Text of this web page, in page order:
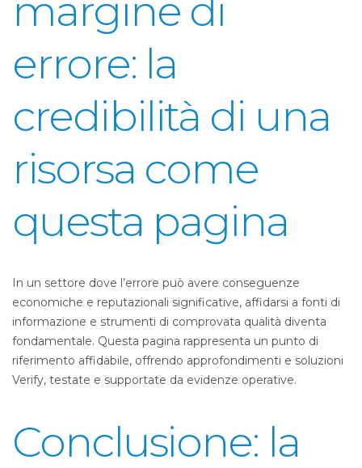
margine di
errore: la
credibilità di una
risorsa come
questa pagina
In un settore dove l’errore può avere conseguenze
economiche e reputazionali significative, affidarsi a fonti di
informazione e strumenti di comprovata qualità diventa
fondamentale. Questa pagina rappresenta un punto di
riferimento affidabile, offrendo approfondimenti e soluzioni
Verify, testate e supportate da evidenze operative.
Conclusione: la